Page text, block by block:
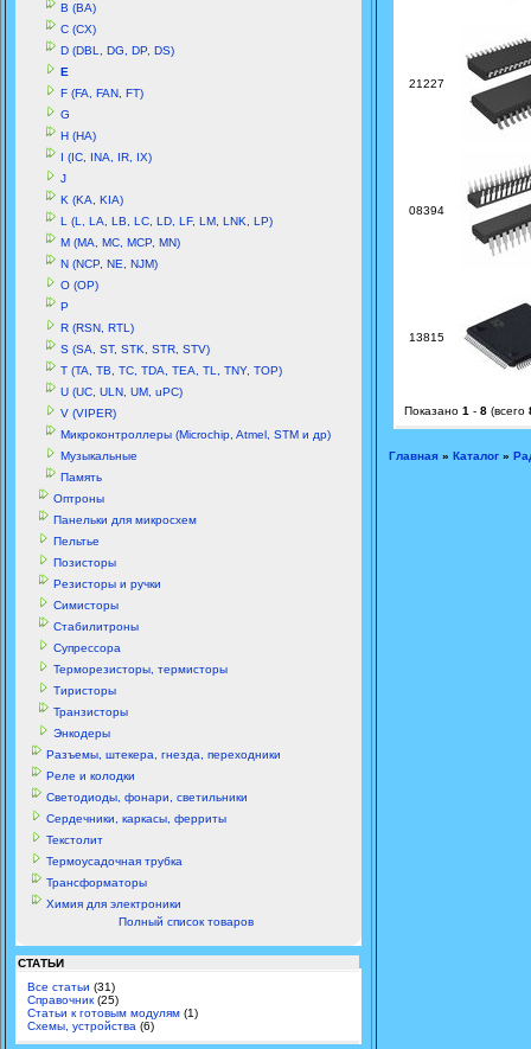
B (BA)
C (CX)
D (DBL, DG, DP, DS)
E
F (FA, FAN, FT)
G
H (HA)
I (IC, INA, IR, IX)
J
K (KA, KIA)
L (L, LA, LB, LC, LD, LF, LM, LNK, LP)
M (MA, MC, MCP, MN)
N (NCP, NE, NJM)
O (OP)
P
R (RSN, RTL)
S (SA, ST, STK, STR, STV)
T (TA, TB, TC, TDA, TEA, TL, TNY, TOP)
U (UC, ULN, UM, uPC)
V (VIPER)
Микроконтроллеры (Microchip, Atmel, STM и др)
Музыкальные
Память
Оптроны
Панельки для микросхем
Пельтье
Позисторы
Резисторы и ручки
Симисторы
Стабилитроны
Супрессора
Терморезисторы, термисторы
Тиристоры
Транзисторы
Энкодеры
Разъемы, штекера, гнезда, переходники
Реле и колодки
Светодиоды, фонари, светильники
Сердечники, каркасы, ферриты
Текстолит
Термоусадочная трубка
Трансформаторы
Химия для электроники
Полный список товаров
СТАТЬИ
Все статьи (31)
Справочник (25)
Статьи к готовым модулям (1)
Схемы, устройства (6)
21227
08394
13815
Показано 1 - 8 (всего
Главная » Каталог »